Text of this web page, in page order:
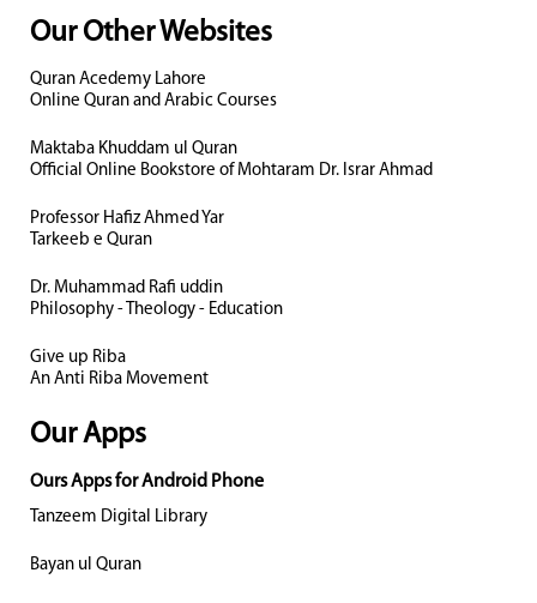
Our Other Websites
Quran Acedemy Lahore
Online Quran and Arabic Courses
Maktaba Khuddam ul Quran
Official Online Bookstore of Mohtaram Dr. Israr Ahmad
Professor Hafiz Ahmed Yar
Tarkeeb e Quran
Dr. Muhammad Rafi uddin
Philosophy - Theology - Education
Give up Riba
An Anti Riba Movement
Our Apps
Ours Apps for Android Phone
Tanzeem Digital Library
Bayan ul Quran